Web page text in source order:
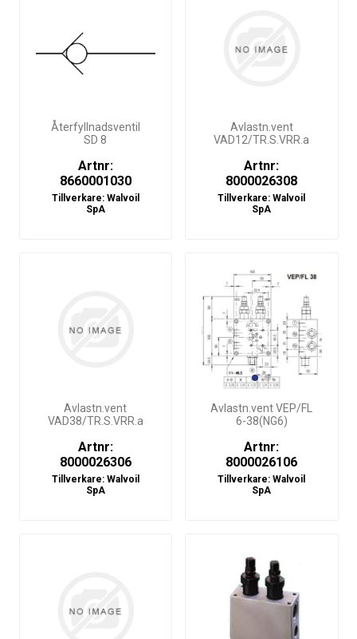
Återfyllnadsventil
SD 8
Artnr:
8660001030
Tillverkare: Walvoil
SpA
Avlastn.vent
VAD12/TR.S.VRR.a
Artnr:
8000026308
Tillverkare:Walvoil
SpA
Avlastn.vent
VAD38/TR.S.VRR.a
Artnr:
8000026306
Tillverkare: Walvoil
SpA
Avlastn.vent VEP/FL
6-38(NG6)
Artnr:
8000026106
Tillverkare:Walvoil
SpA